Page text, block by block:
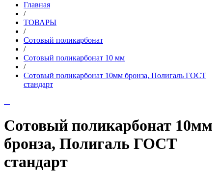
Главная
/
ТОВАРЫ
/
Сотовый поликарбонат
/
Сотовый поликарбонат 10 мм
/
Сотовый поликарбонат 10мм бронза, Полигаль ГОСТ
стандарт
Сотовый поликарбонат 10мм
бронза, Полигаль ГОСТ
стандарт